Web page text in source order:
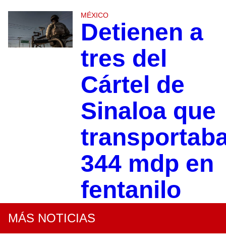
MÉXICO
Detienen a
tres del
Cártel de
Sinaloa que
344 mdp en
fentanilo
MÁS NOTICIAS